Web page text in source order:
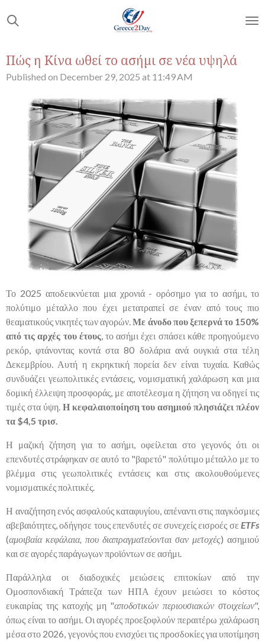
to
content
Πώς η Κίνα ωθεί το ασήμι σε νέα υψηλά
Published on December 29, 2025 at 11:49 AM
Το 2025 αποδεικνύεται μια χρονιά - ορόσημο για το ασήμι, το
πολύτιμο μέταλλο που έχει μετατραπεί σε έναν από τους πιο
θεαματικούς νικητές των αγορών.Με άνοδο που ξεπερνά το 150%
από τις αρχές του έτους, το ασήμι έχει σπάσει κάθε προηγούμενο
ρεκόρ, φτάνοντας κοντά στα 80 δολάρια ανά ουγκιά στα τέλη
Δεκεμβρίου. Αυτή η εκρηκτική πορεία δεν είναι τυχαία. Καθώς
συνδυάζει γεωπολιτικές εντάσεις, νομισματική χαλάρωση και μια
δομική έλλειψη προσφοράς, με αποτέλεσμα η ζήτηση να οδηγεί τις
τιμές στα ύψη. Η κεφαλαιοποίηση του ασημιού πλησιάζει πλέον
τα $4,5 τρισ.
Η μαζική ζήτηση για το ασήμι, οφείλεται στο γεγονός ότι οι
επενδυτές στράφηκαν σε αυτό το "βαρετό" πολύτιμο μέταλλο με το
βλέμμα στις γεωπολιτικές εντάσεις και στις ακολουθούμενες
νομισματικές πολιτικές.
Η αναζήτηση ενός ασφαλούς καταφυγίου, απέναντι στις παγκόσμιες
αβεβαιότητες, οδήγησε τους επενδυτές σε συνεχείς εισροές σε ETFs
(αμοιβαία κεφάλαια, που διαπραγματεύονται σαν μετοχές) ασημιού
και σε αγορές παράγωγων προϊόντων σε ασήμι.
Παράλληλα οι διαδοχικές μειώσεις επιτοκίων από την
Ομοσπονδιακή Τράπεζα των ΗΠΑ έχουν μειώσει το κόστος
ευκαιρίας της κατοχής μη "αποδοτικών περιουσιακών στοιχείων",
όπως είναι το ασήμι. Οι αγορές προεξοφλούν περαιτέρω χαλάρωση
μέσα στο 2026, γεγονός που ενισχύει τις προσδοκίες για υποτίμηση